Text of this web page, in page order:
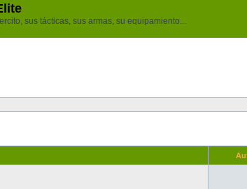
sus tácticas, sus armas, su equipamiento...